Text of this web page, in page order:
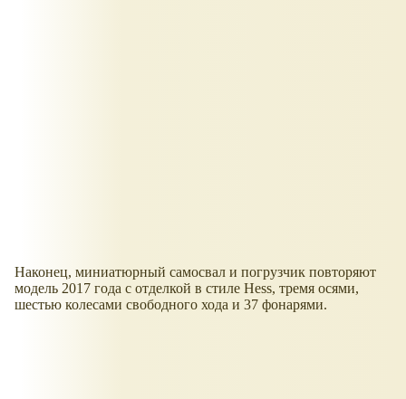
Наконец, миниатюрный самосвал и погрузчик повторяют
модель 2017 года с отделкой в стиле Hess, тремя осями,
шестью колесами свободного хода и 37 фонарями.